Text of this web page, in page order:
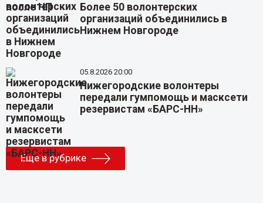
Более 50 волонтерских
организаций объединились в
Нижнем Новгороде
05.8.2026 20:00
Нижегородские волонтеры
передали гумпомощь и масксети
резервистам «БАРС-НН»
Еще в рубрике